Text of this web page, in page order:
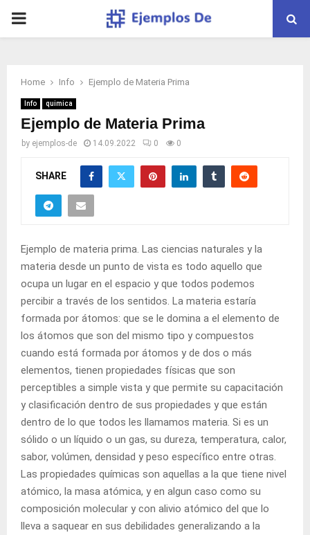
PRIMARY
Home Info Ejemplo de Materia Prima
Info quimica
Ejemplo de Materia Prima
by ejemplos-de 14.09.2022 0 0
SHARE
Ejemplo de materia prima. Las ciencias naturales y la
materia desde un punto de vista es todo aquello que
ocupa un lugar en el espacio y que todos podemos
percibir a través de los sentidos. La materia estaría
formada por átomos: que se le domina a el elemento de
los átomos que son del mismo tipo y compuestos
cuando está formada por átomos y de dos o más
elementos, tienen propiedades físicas que son
perceptibles a simple vista y que permite su capacitación
y clasificación dentro de sus propiedades y que están
dentro de lo que todos les llamamos materia. Si es un
sólido o un líquido o un gas, su dureza, temperatura, calor,
sabor, volúmen, densidad y peso específico entre otras.
Las propiedades químicas son aquellas a la que tiene nivel
atómico, la masa atómica, y en algun caso como su
composición molecular y con alivio atómico del que lo
lleva a saquear en sus debilidades generalizando a la